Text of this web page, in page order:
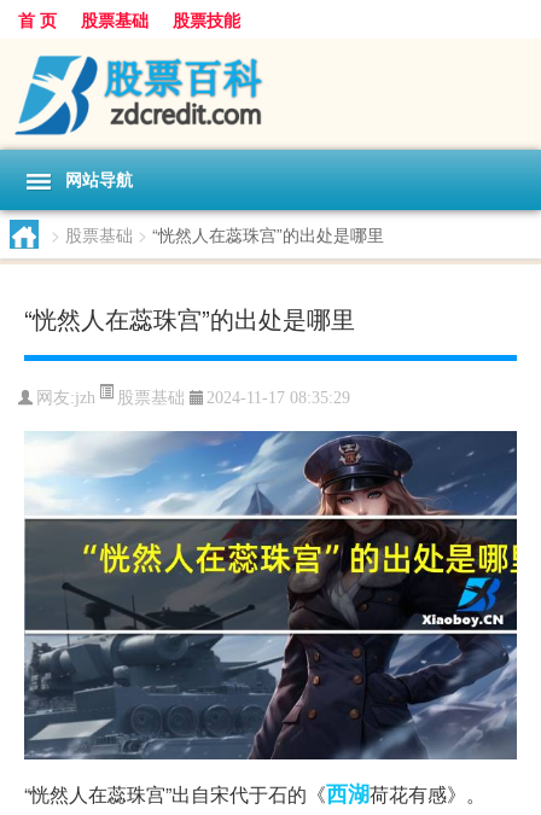
首 页 股票基础 股票技能
网站导航
> 股票基础 > “恍然人在蕊珠宫”的出处是哪里
“恍然人在蕊珠宫”的出处是哪里
网友:jzh 股票基础 2024-11-17 08:35:29
“恍然人在蕊珠宫”出自宋代于石的《西湖荷花有感》。